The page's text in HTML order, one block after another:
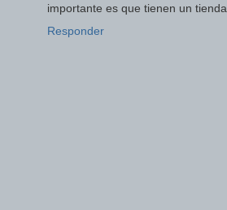
importante es que tienen un
Responder